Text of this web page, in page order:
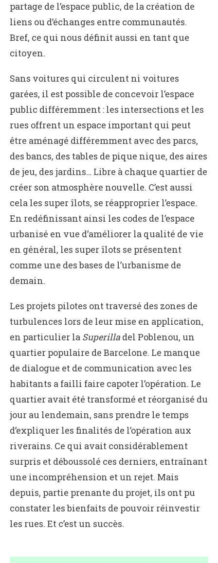
partage de l’espace public, de la création de
liens ou d’échanges entre communautés.
Bref, ce qui nous définit aussi en tant que
citoyen.
Sans voitures qui circulent ni voitures
garées, il est possible de concevoir l’espace
public différemment : les intersections et les
rues offrent un espace important qui peut
être aménagé différemment avec des parcs,
des bancs, des tables de pique nique, des aires
de jeu, des jardins… Libre à chaque quartier de
créer son atmosphère nouvelle. C’est aussi
cela les super îlots, se réapproprier l’espace.
En redéfinissant ainsi les codes de l’espace
urbanisé en vue d’améliorer la qualité de vie
en général, les super îlots se présentent
comme une des bases de l’urbanisme de
demain.
Les projets pilotes ont traversé des zones de
turbulences lors de leur mise en application,
en particulier la Superilla del Poblenou, un
quartier populaire de Barcelone. Le manque
de dialogue et de communication avec les
habitants a failli faire capoter l’opération. Le
quartier avait été transformé et réorganisé du
jour au lendemain, sans prendre le temps
d’expliquer les finalités de l’opération aux
riverains. Ce qui avait considérablement
surpris et déboussolé ces derniers, entraînant
une incompréhension et un rejet. Mais
depuis, partie prenante du projet, ils ont pu
constater les bienfaits de pouvoir réinvestir
les rues. Et c’est un succès.